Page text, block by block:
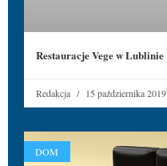
Restauracje Vege w Lublinie
Redakcja 15 października 2019
DOM